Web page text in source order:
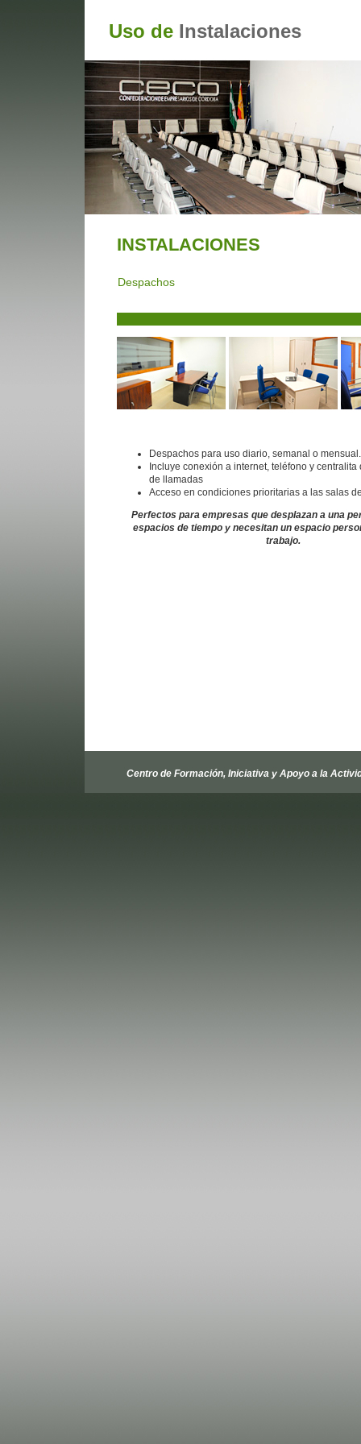
Uso de Instalaciones
INSTALACIONES
Despachos
Despachos para uso diario, semanal o mensual.
Incluye conexión a internet, teléfono y centralita
de llamadas
Acceso en condiciones prioritarias a las salas
Perfectos para empresas que desplazan a una
espacios de tiempo y necesitan un espacio
trabajo.
Centro de Formación, Iniciativa y Apoyo a la